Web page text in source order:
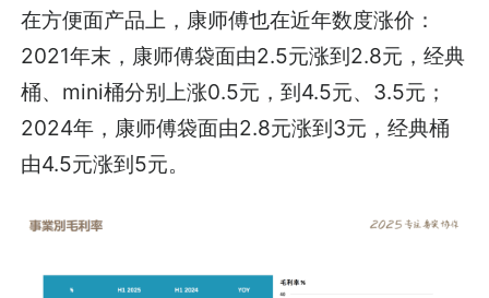
在方便面产品上，康师傅也在近年数度涨价：
2021年末，康师傅袋面由2.5元涨到2.8元，经典
桶、mini桶分别上涨0.5元，到4.5元、3.5元；
2024年，康师傅袋面由2.8元涨到3元，经典桶
由4.5元涨到5元。